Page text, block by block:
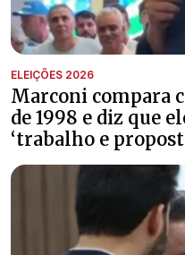
ELEIÇÕES 2026
Marconi compara
de 1998 e diz que
‘trabalho e